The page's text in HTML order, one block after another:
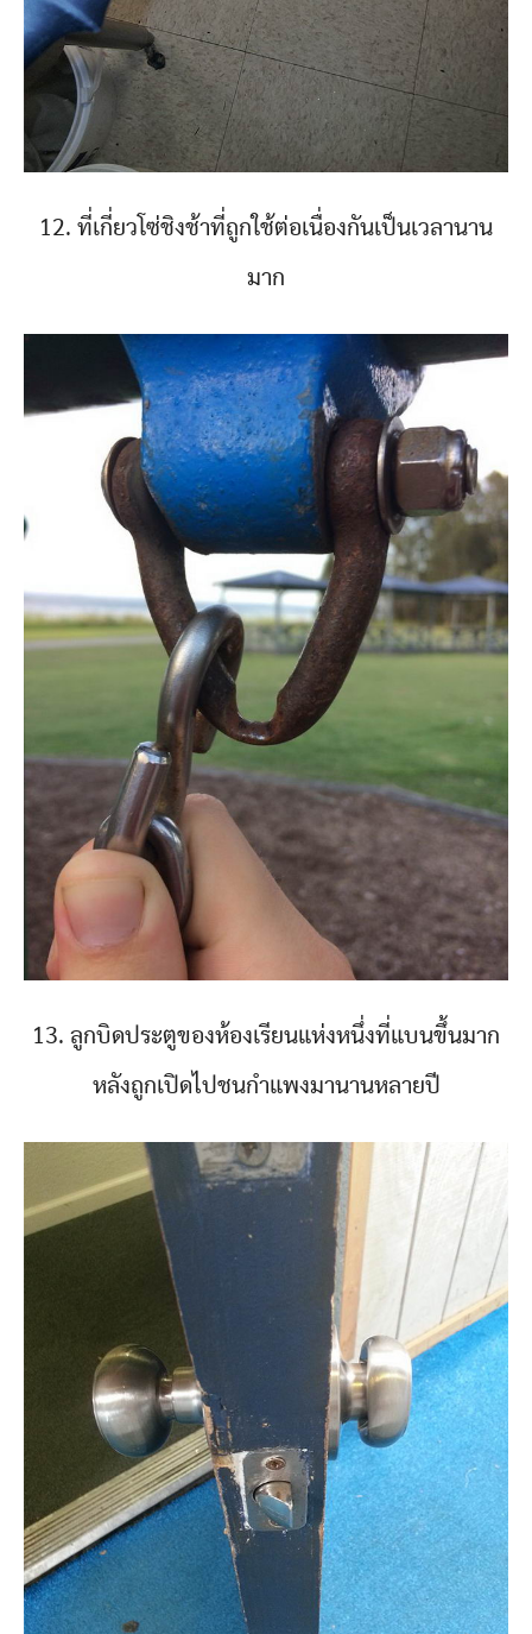
12. ที่เกี่ยวโซ่ชิงช้าที่ถูกใช้ต่อเนื่องกันเป็นเวลานาน
มาก
13. ลูกบิดประตูของห้องเรียนแห่งหนึ่งที่แบนขึ้นมาก
หลังถูกเปิดไปชนกำแพงมานานหลายปี